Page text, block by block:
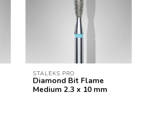
STALEKS PRO
Diamond Bit Flame
Medium 2.3 x 10 mm